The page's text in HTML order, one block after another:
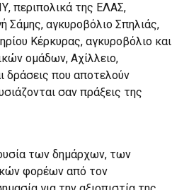
περιπολικά της ΕΛΑΣ,
Σάμης, αγκυροβόλιο Σπηλιάς,
Κέρκυρας, αγκυροβόλιο και
ομάδων, Αχίλλειο,
δράσεις που αποτελούν
σαν πράξεις της
των δημάρχων, των
φορέων από τον